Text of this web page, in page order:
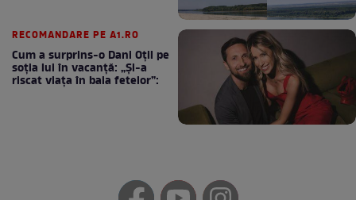
RECOMANDARE PE A1.RO
Cum a surprins-o Dani Oțil pe
soția lui în vacanță: „Și-a
riscat viața în baia fetelor”: